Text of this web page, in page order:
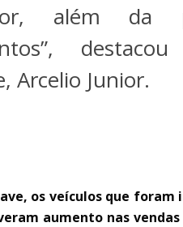
além da
Arcelio Junior.
os veículos que
aumento nas